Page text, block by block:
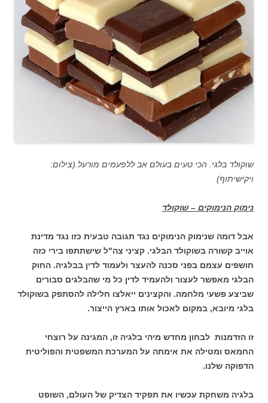
שוקולד בלגי. הכי טעים בעולם אב ללפעמים מורעל.(צילום:
ויקישיתוף)
נימוק הנימוקים – שוקולד
אבל דומה שנימוק הנימוקים נגד תגובה טבעית כזו נגד מדינת
אוייב קשורה בשוקולד הבלגי. קציני צה"ל שישתתפו בירי כזה
חושפים עצמם בפני סכנה להעצר ולעמוד לדין בבלגיה. החוק
הבלגי מאפשר לעצור ולהעמיד לדין כל מי שהבלגים סבורים
שביצע פשעי מלחמה. והקצינים ייאלצו חלילה להסתפק בשוקולד
בלגי מיובא, במקום לאכול אותו בארץ הייצור.
זו הזדמנות לבחון מחדש מיהי בלגיה זו, המגינה על רוצחי
החמאס ומטילה את אימתה על המערכת המשפטית והפוליטית
הדפוקה שלנו.
בלגיה משחקת עכשיו את תפקיד הצדיק של העולם, השופט